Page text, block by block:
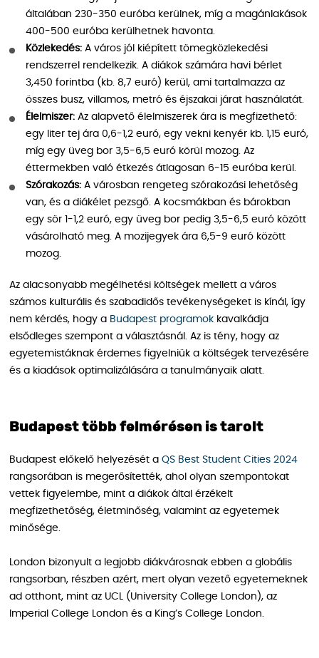
általában 230-350 euróba kerülnek, míg a magánlakások
400-500 euróba kerülhetnek havonta.
Közlekedés: A város jól kiépített tömegközlekedési
rendszerrel rendelkezik. A diákok számára havi bérlet
3,450 forintba (kb. 8,7 euró) kerül, ami tartalmazza az
összes busz, villamos, metró és éjszakai járat használatát.
Élelmiszer: Az alapvető élelmiszerek ára is megfizethető:
egy liter tej ára 0,6-1,2 euró, egy vekni kenyér kb. 1,15 euró,
míg egy üveg bor 3,5-6,5 euró körül mozog. Az
éttermekben való étkezés átlagosan 6-15 euróba kerül.
Szórakozás: A városban rengeteg szórakozási lehetőség
van, és a diákélet pezsgő. A kocsmákban és bárokban
egy sör 1-1,2 euró, egy üveg bor pedig 3,5-6,5 euró között
vásárolható meg. A mozijegyek ára 6,5-9 euró között
mozog.
Az alacsonyabb megélhetési költségek mellett a város
számos kulturális és szabadidős tevékenységeket is kínál, így
nem kérdés, hogy a Budapest programok kavalkádja
elsődleges szempont a választásnál. Az is tény, hogy az
egyetemistáknak érdemes figyelniük a költségek tervezésére
és a kiadások optimalizálására a tanulmányaik alatt.
Budapest több felmérésen is tarolt
Budapest előkelő helyezését a QS Best Student Cities 2024
rangsorában is megerősítették, ahol olyan szempontokat
vettek figyelembe, mint a diákok által érzékelt
megfizethetőség, életminőség, valamint az egyetemek
minősége.
London bizonyult a legjobb diákvárosnak ebben a globális
rangsorban, részben azért, mert olyan vezető egyetemeknek
ad otthont, mint az UCL (University College London), az
Imperial College London és a King’s College London.